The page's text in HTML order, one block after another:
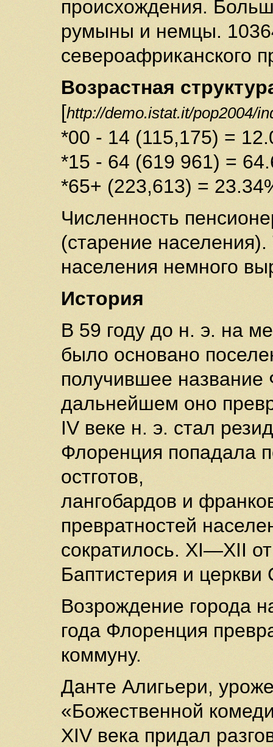
происхождения.
румыны и немцы.
североафриканского
Возрастная
[http://demo.istat.it/pop2004/
*00 - 14 (115,175) =
*15 - 64 (619 961) =
*65+ (223,613) =
Численность
(старение
населения немного
История
В 59 году до н. э. на
было основано
получившее
дальнейшем оно
IV веке н. э. стал
Флоренция попадала
остготов,
лангобардов и
превратностей
сократилось. XI—XII
Баптистерия и
Возрождение города
года Флоренция
коммуну.
Данте Алигьери,
«Божественной
XIV века придал